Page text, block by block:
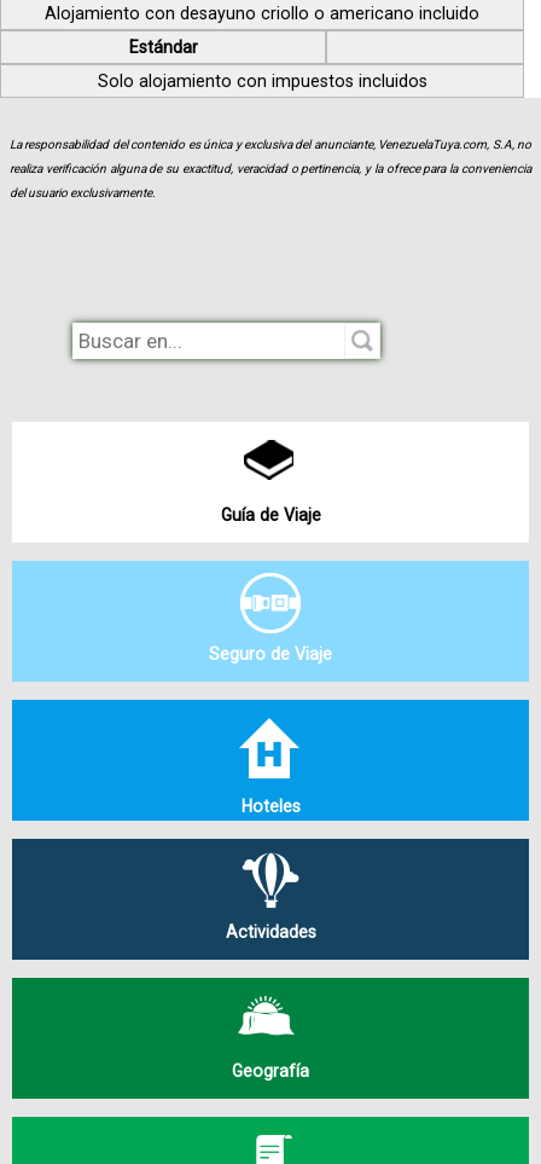
Alojamiento con desayuno criollo o americano incluido
Estándar
Solo alojamiento con impuestos incluidos
La responsabilidad del contenido es única y exclusiva del anunciante, VenezuelaTuya.com, S.A, no
realiza verificación alguna de su exactitud, veracidad o pertinencia, y la ofrece para la conveniencia
del usuario exclusivamente.
Guía de Viaje
Seguro de Viaje
Hoteles
Actividades
Geografía